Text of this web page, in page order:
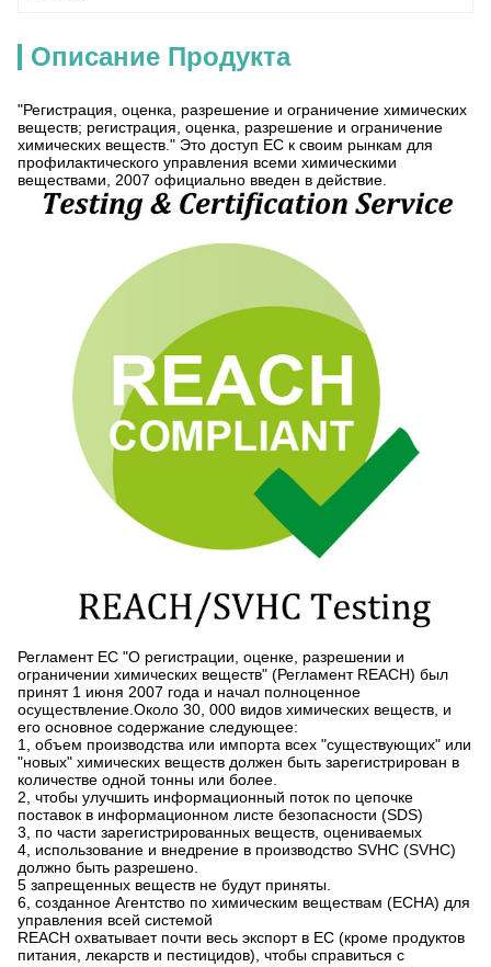
Описание Продукта
"Регистрация, оценка, разрешение и ограничение химических
веществ; регистрация, оценка, разрешение и ограничение
химических веществ." Это доступ ЕС к своим рынкам для
профилактического управления всеми химическими
веществами, 2007 официально введен в действие.
Регламент ЕС "О регистрации, оценке, разрешении и
ограничении химических веществ" (Регламент REACH) был
принят 1 июня 2007 года и начал полноценное
осуществление.Около 30, 000 видов химических веществ, и
его основное содержание следующее:
1, объем производства или импорта всех "существующих" или
"новых" химических веществ должен быть зарегистрирован в
количестве одной тонны или более.
2, чтобы улучшить информационный поток по цепочке
поставок в информационном листе безопасности (SDS)
3, по части зарегистрированных веществ, оцениваемых
4, использование и внедрение в производство SVHC (SVHC)
должно быть разрешено.
5 запрещенных веществ не будут приняты.
6, созданное Агентство по химическим веществам (ECHA) для
управления всей системой
REACH охватывает почти весь экспорт в ЕС (кроме продуктов
питания, лекарств и пестицидов), чтобы справиться с